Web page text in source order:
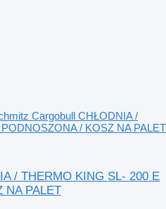
Cargobull CHŁODNIA /
/ KOSZ NA PALET
/ THERMO KING SL- 200 E
NA PALET